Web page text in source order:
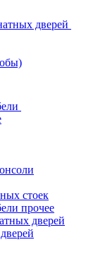
дверей
стоек
прочее
дверей